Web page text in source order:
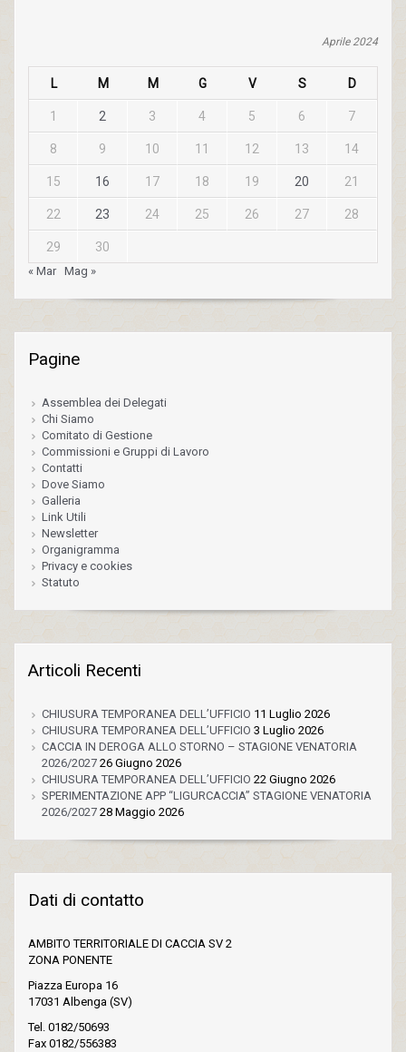
Aprile 2024
L M M G V S D
1 2 3 4 5 6 7
8 9 10 11 12 13 14
15 16 17 18 19 20 21
22 23 24 25 26 27 28
29 30
« Mar Mag »
Pagine
Assemblea dei Delegati
Chi Siamo
Comitato di Gestione
Commissioni e Gruppi di Lavoro
Contatti
Dove Siamo
Galleria
Link Utili
Newsletter
Organigramma
Privacy e cookies
Statuto
Articoli Recenti
CHIUSURA TEMPORANEA DELL’UFFICIO 11 Luglio 2026
CHIUSURA TEMPORANEA DELL’UFFICIO 3 Luglio 2026
CACCIA IN DEROGA ALLO STORNO – STAGIONE VENATORIA
2026/2027 26 Giugno 2026
CHIUSURA TEMPORANEA DELL’UFFICIO 22 Giugno 2026
SPERIMENTAZIONE APP “LIGURCACCIA” STAGIONE VENATORIA
2026/2027 28 Maggio 2026
Dati di contatto
AMBITO TERRITORIALE DI CACCIA SV 2
ZONA PONENTE
Piazza Europa 16
17031 Albenga (SV)
Tel. 0182/50693
Fax 0182/556383